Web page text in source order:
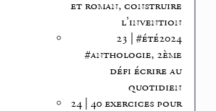
et roman, construire
l’invention
23 | #été2024
#anthologie, 2ème
défi écrire au
quotidien
24 | 40 exercices pour